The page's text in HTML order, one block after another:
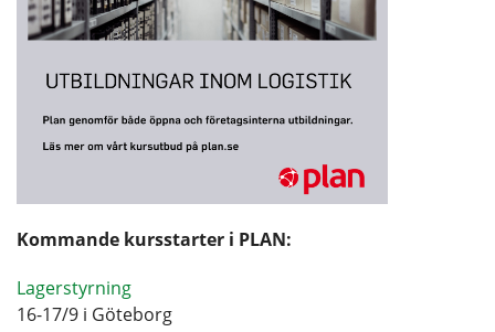
Kommande kursstarter i PLAN:
Lagerstyrning
16-17/9 i Göteborg